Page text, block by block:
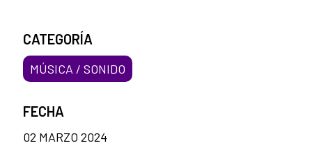
CATEGORÍA
MÚSICA / SONIDO
FECHA
02 MARZO 2024